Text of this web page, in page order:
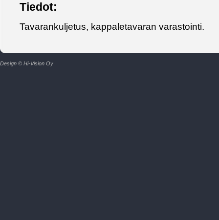
Tiedot:
Tavarankuljetus, kappaletavaran varastointi.
Design © Hi-Vision Oy